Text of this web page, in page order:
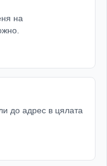
на
до адрес в цялата